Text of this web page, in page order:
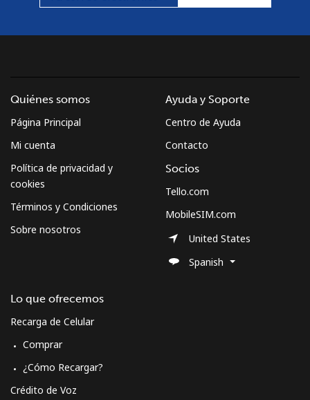
Quiénes somos
Página Principal
Mi cuenta
Política de privacidad y
cookies
Términos y Condiciones
Sobre nosotros
Lo que ofrecemos
Recarga de Celular
Comprar
¿Cómo Recargar?
Crédito de Voz
Ayuda y Soporte
Centro de Ayuda
Contacto
Socios
Tello.com
MobileSIM.com
United States
Spanish